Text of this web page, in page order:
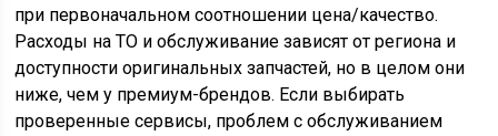
при первоначальном соотношении цена/качество.
Расходы на ТО и обслуживание зависят от региона и
доступности оригинальных запчастей, но в целом они
ниже, чем у премиум-брендов. Если выбирать
проверенные сервисы, проблем с обслуживанием